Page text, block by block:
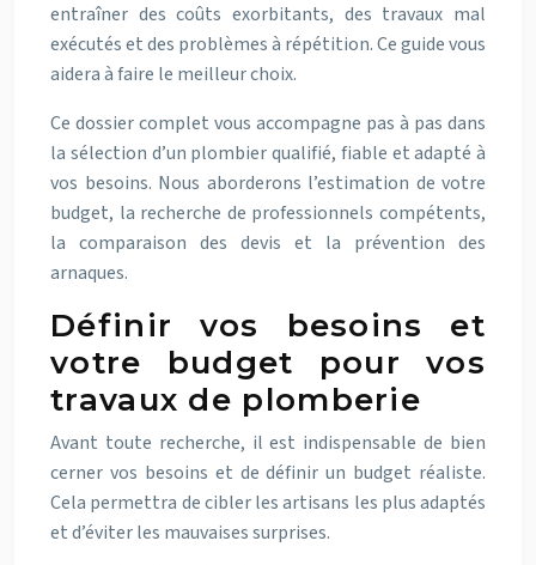
entraîner des coûts exorbitants, des travaux mal
exécutés et des problèmes à répétition. Ce guide vous
aidera à faire le meilleur choix.
Ce dossier complet vous accompagne pas à pas dans
la sélection d’un plombier qualifié, fiable et adapté à
vos besoins. Nous aborderons l’estimation de votre
budget, la recherche de professionnels compétents,
la comparaison des devis et la prévention des
arnaques.
Définir vos besoins et
votre budget pour vos
travaux de plomberie
Avant toute recherche, il est indispensable de bien
cerner vos besoins et de définir un budget réaliste.
Cela permettra de cibler les artisans les plus adaptés
et d’éviter les mauvaises surprises.